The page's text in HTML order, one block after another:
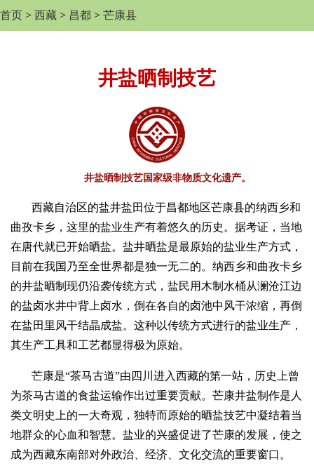
首页 > 西藏 > 昌都 > 芒康县
井盐晒制技艺
井盐晒制技艺国家级非物质文化遗产。
西藏自治区的盐井盐田位于昌都地区芒康县的纳西乡和
曲孜卡乡，这里的盐业生产有着悠久的历史。据考证，当地
在唐代就已开始晒盐。盐井晒盐是最原始的盐业生产方式，
目前在我国乃至全世界都是独一无二的。纳西乡和曲孜卡乡
的井盐晒制现仍沿袭传统方式，盐民用木制水桶从澜沧江边
的盐卤水井中背上卤水，倒在各自的卤池中风干浓缩，再倒
在盐田里风干结晶成盐。这种以传统方式进行的盐业生产，
其生产工具和工艺都显得极为原始。
芒康是“茶马古道”由四川进入西藏的第一站，历史上曾
为茶马古道的食盐运输作出过重要贡献。芒康井盐制作是人
类文明史上的一大奇观，独特而原始的晒盐技艺中凝结着当
地群众的心血和智慧。盐业的兴盛促进了芒康的发展，使之
成为西藏东南部对外政治、经济、文化交流的重要窗口。